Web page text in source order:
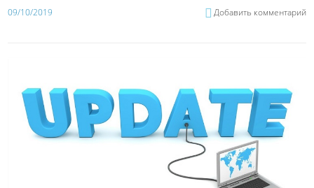
09/10/2019 Добавить комментарий